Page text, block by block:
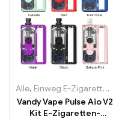
Alle, Einweg E-Zigaretten
Vandy Vape Pulse Aio V2
Kit E-Zigaretten-